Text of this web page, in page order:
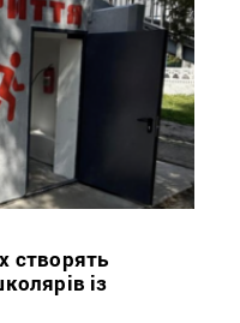
створять
із